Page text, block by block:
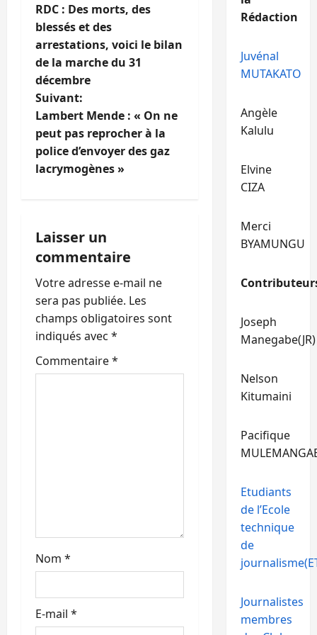
a
v
i
g
a
t
o
n
d
’
a
r
e
RDC : Des morts, des
blessés et des
arrestations, voici le bilan
de la marche du 31
décembre
Suivant:
Lambert Mende : « On ne
peut pas reprocher à la
police d’envoyer des gaz
lacrymogènes »
Laisser un
commentaire
Votre adresse e-mail ne
sera pas publiée. Les
champs obligatoires sont
indiqués avec *
Commentaire*
Nom *
E-mail *
Rédaction
Juvénal
MUTAKATO
Angèle
Kalulu
Elvine
CIZA
Merci
BYAMUNGU
Joseph
Manegabe(JR)
Nelson
Kitumaini
Pacifique
Etudiants
de l’Ecole
technique
de
Journalistes
membres